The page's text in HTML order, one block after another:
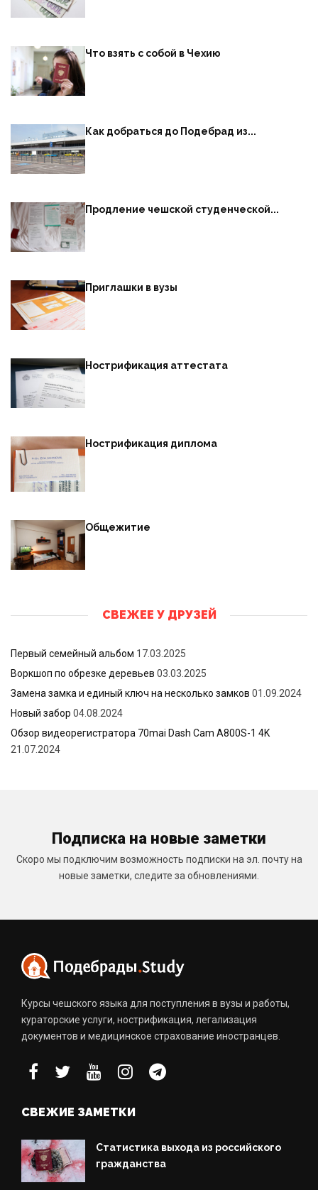
Что взять с собой в Чехию
Как добраться до Подебрад из...
Продление чешской студенческой...
Приглашки в вузы
Нострификация аттестата
Нострификация диплома
Общежитие
СВЕЖЕЕ У ДРУЗЕЙ
Первый семейный альбом 17.03.2025
Воркшоп по обрезке деревьев 03.03.2025
Замена замка и единый ключ на несколько замков 01.09.2024
Новый забор 04.08.2024
Обзор видеорегистратора 70mai Dash Cam A800S-1 4K
21.07.2024
Подписка на новые заметки
Скоро мы подключим возможность подписки на эл. почту на
новые заметки, следите за обновлениями.
Курсы чешского языка для поступления в вузы и работы,
кураторские услуги, нострификация, легализация
документов и медицинское страхование иностранцев.
СВЕЖИЕ ЗАМЕТКИ
Статистика выхода из российского
гражданства